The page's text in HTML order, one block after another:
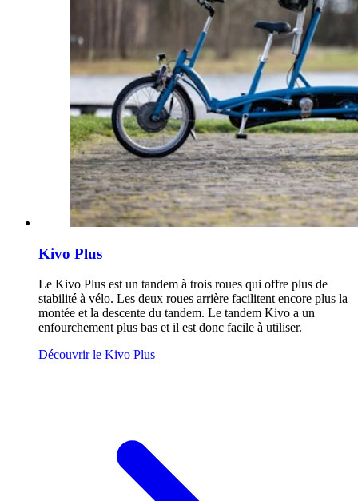
Kivo Plus
Le Kivo Plus est un tandem à trois roues qui offre plus de
stabilité à vélo. Les deux roues arrière facilitent encore plus la
montée et la descente du tandem. Le tandem Kivo a un
enfourchement plus bas et il est donc facile à utiliser.
Découvrir le Kivo Plus